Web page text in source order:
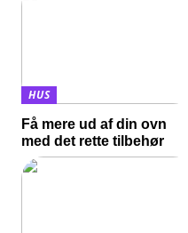
HUS
Få mere ud af din ovn
med det rette tilbehør